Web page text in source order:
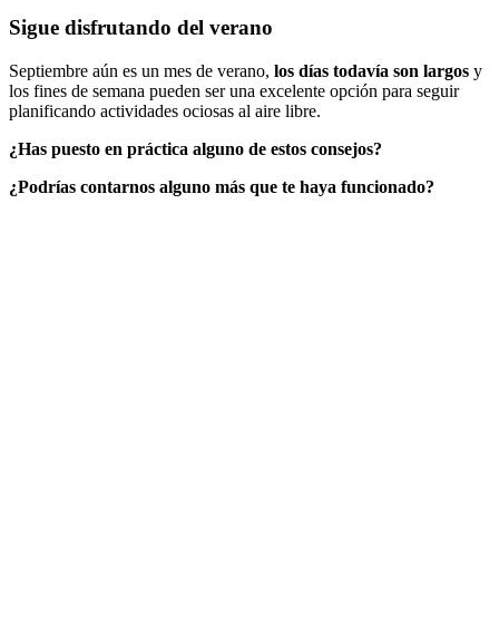
Sigue disfrutando del verano
Septiembre aún es un mes de verano, los días todavía son largos y
los fines de semana pueden ser una excelente opción para seguir
planificando actividades ociosas al aire libre.
¿Has puesto en práctica alguno de estos consejos?
¿Podrías contarnos alguno más que te haya funcionado?